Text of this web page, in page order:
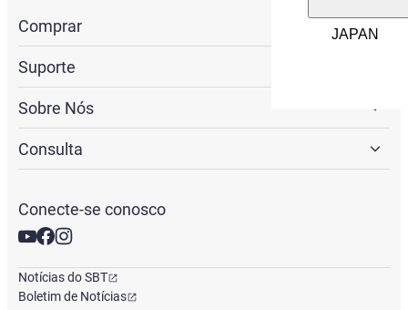
Comprar
Suporte
Sobre Nós
Consulta
Conecte-se conosco
Notícias do SBT
Boletim de Notícias